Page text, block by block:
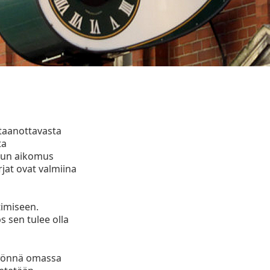
aikomus
ovat valmiina
sen tulee olla
omassa